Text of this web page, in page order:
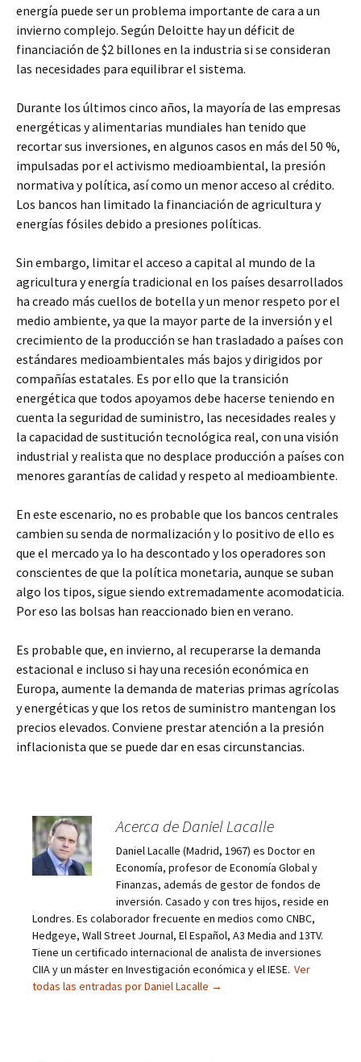
energía puede ser un problema importante de cara a un
invierno complejo. Según Deloitte hay un déficit de
financiación de $2 billones en la industria si se consideran
las necesidades para equilibrar el sistema.
Durante los últimos cinco años, la mayoría de las empresas
energéticas y alimentarias mundiales han tenido que
recortar sus inversiones, en algunos casos en más del 50 %,
impulsadas por el activismo medioambiental, la presión
normativa y política, así como un menor acceso al crédito.
Los bancos han limitado la financiación de agricultura y
energías fósiles debido a presiones políticas.
Sin embargo, limitar el acceso a capital al mundo de la
agricultura y energía tradicional en los países desarrollados
ha creado más cuellos de botella y un menor respeto por el
medio ambiente, ya que la mayor parte de la inversión y el
crecimiento de la producción se han trasladado a países con
estándares medioambientales más bajos y dirigidos por
compañías estatales. Es por ello que la transición
energética que todos apoyamos debe hacerse teniendo en
cuenta la seguridad de suministro, las necesidades reales y
la capacidad de sustitución tecnológica real, con una visión
industrial y realista que no desplace producción a países con
menores garantías de calidad y respeto al medioambiente.
En este escenario, no es probable que los bancos centrales
cambien su senda de normalización y lo positivo de ello es
que el mercado ya lo ha descontado y los operadores son
conscientes de que la política monetaria, aunque se suban
algo los tipos, sigue siendo extremadamente acomodaticia.
Por eso las bolsas han reaccionado bien en verano.
Es probable que, en invierno, al recuperarse la demanda
estacional e incluso si hay una recesión económica en
Europa, aumente la demanda de materias primas agrícolas
y energéticas y que los retos de suministro mantengan los
precios elevados. Conviene prestar atención a la presión
inflacionista que se puede dar en esas circunstancias.
Acerca de Daniel Lacalle
Daniel Lacalle (Madrid, 1967) es Doctor en
Economía, profesor de Economía Global y
Finanzas, además de gestor de fondos de
inversión. Casado y con tres hijos, reside en
Londres. Es colaborador frecuente en medios como CNBC,
Hedgeye, Wall Street Journal, El Español, A3 Media and 13TV.
Tiene un certificado internacional de analista de inversiones
CIIA y un máster en Investigación económica y el IESE. Ver
todas las entradas por Daniel Lacalle →